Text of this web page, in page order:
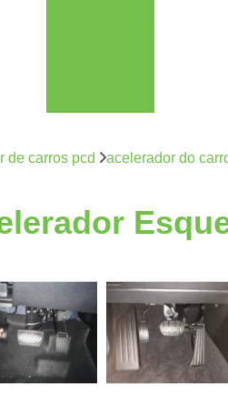
pcd
de veículos
Bancos
Câmeras de
ré pcd
Centrais de
multimídia
Central de
de carros pcd acelerador do